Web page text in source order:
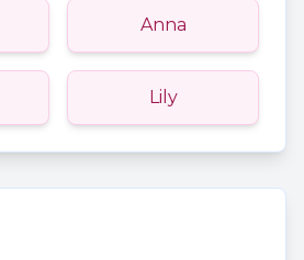
Anna
Lily